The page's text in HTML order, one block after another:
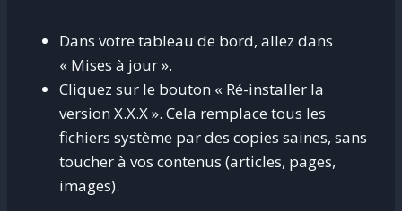
Dans votre tableau de bord, allez dans
« Mises à jour ».
Cliquez sur le bouton « Ré-installer la
version X.X.X ». Cela remplace tous les
fichiers système par des copies saines, sans
toucher à vos contenus (articles, pages,
images).